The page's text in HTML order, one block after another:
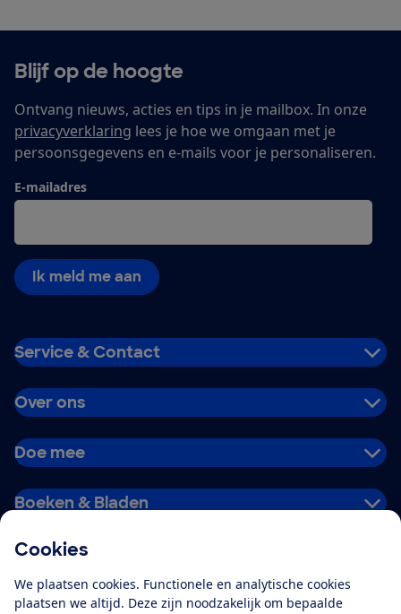
Cookies
We plaatsen cookies. Functionele en analytische cookies
plaatsen we altijd. Deze zijn noodzakelijk om bepaalde
Blijf op de hoogte
Ontvang nieuws, acties en tips in je mailbox. In onze
privacyverklaring lees je hoe we omgaan met je
persoonsgegevens en e-mails voor je personaliseren.
E-mailadres
Ik meld me aan
Service & Contact
Over ons
Doe mee
Boeken & Bladen